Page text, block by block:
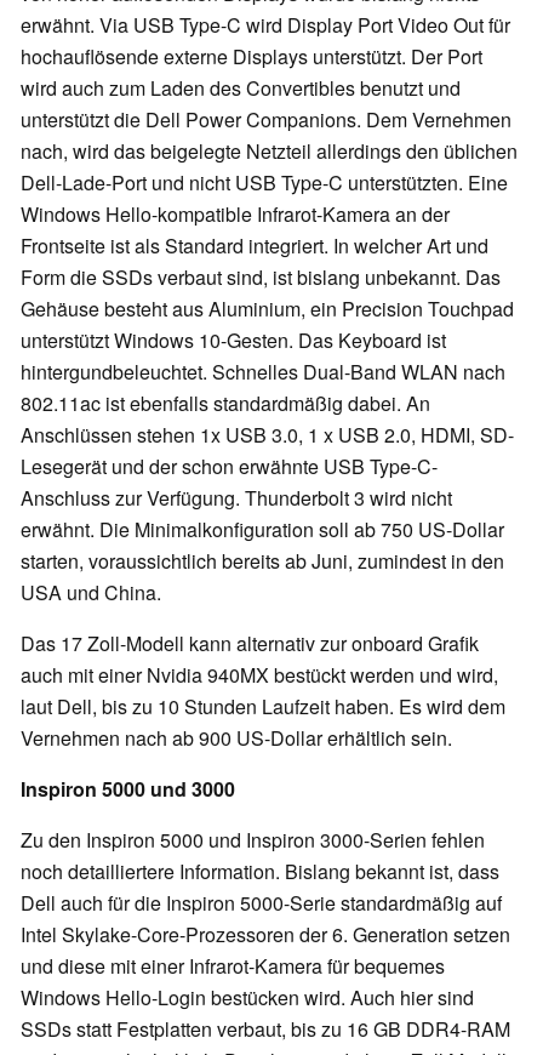
erwähnt. Via USB Type-C wird Display Port Video Out für
hochauflösende externe Displays unterstützt. Der Port
wird auch zum Laden des Convertibles benutzt und
unterstützt die Dell Power Companions. Dem Vernehmen
nach, wird das beigelegte Netzteil allerdings den üblichen
Dell-Lade-Port und nicht USB Type-C unterstützten. Eine
Windows Hello-kompatible Infrarot-Kamera an der
Frontseite ist als Standard integriert. In welcher Art und
Form die SSDs verbaut sind, ist bislang unbekannt. Das
Gehäuse besteht aus Aluminium, ein Precision Touchpad
unterstützt Windows 10-Gesten. Das Keyboard ist
hintergundbeleuchtet. Schnelles Dual-Band WLAN nach
802.11ac ist ebenfalls standardmäßig dabei. An
Anschlüssen stehen 1x USB 3.0, 1 x USB 2.0, HDMI, SD-
Lesegerät und der schon erwähnte USB Type-C-
Anschluss zur Verfügung. Thunderbolt 3 wird nicht
erwähnt. Die Minimalkonfiguration soll ab 750 US-Dollar
starten, voraussichtlich bereits ab Juni, zumindest in den
USA und China.
Das 17 Zoll-Modell kann alternativ zur onboard Grafik
auch mit einer Nvidia 940MX bestückt werden und wird,
laut Dell, bis zu 10 Stunden Laufzeit haben. Es wird dem
Vernehmen nach ab 900 US-Dollar erhältlich sein.
Inspiron 5000 und 3000
Zu den Inspiron 5000 und Inspiron 3000-Serien fehlen
noch detailliertere Information. Bislang bekannt ist, dass
Dell auch für die Inspiron 5000-Serie standardmäßig auf
Intel Skylake-Core-Prozessoren der 6. Generation setzen
und diese mit einer Infrarot-Kamera für bequemes
Windows Hello-Login bestücken wird. Auch hier sind
SSDs statt Festplatten verbaut, bis zu 16 GB DDR4-RAM